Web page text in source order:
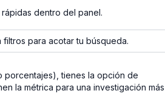
dentro del panel.
filtros para acotar tu búsqueda.
porcentajes), tienes la opción de
la métrica para una investigación más